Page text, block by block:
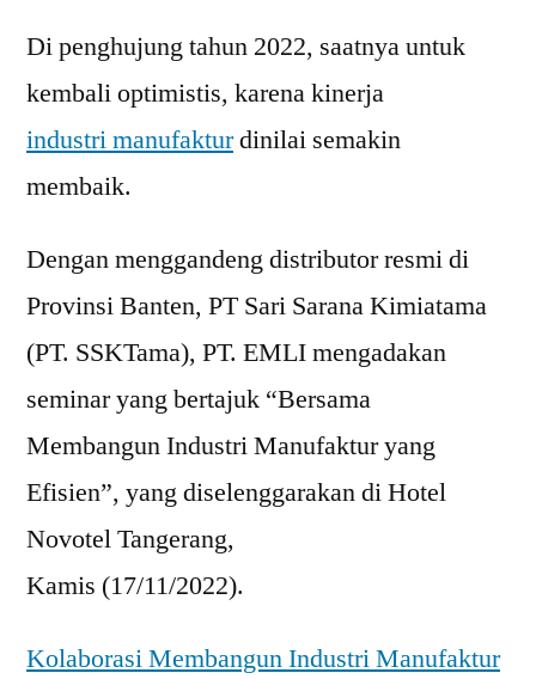
Di penghujung tahun 2022, saatnya untuk
kembali optimistis, karena kinerja
industri manufakturdinilai semakin
membaik.
Dengan menggandeng distributor resmi di
Provinsi Banten, PT Sari Sarana Kimiatama
(PT. SSKTama), PT. EMLI mengadakan
seminar yang bertajuk “Bersama
Membangun Industri Manufaktur yang
Efisien”, yang diselenggarakan di Hotel
Novotel Tangerang,
Kamis (17/11/2022).
Kolaborasi Membangun Industri Manufaktur